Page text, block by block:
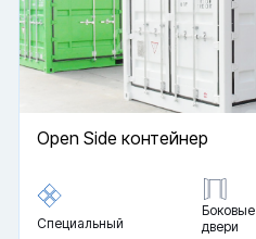
Open Side контейнер
Специальный
Боковые
двери